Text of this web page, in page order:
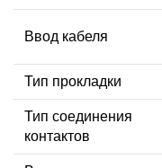
Ввод кабеля
Тип прокладки
Тип соединения
контактов